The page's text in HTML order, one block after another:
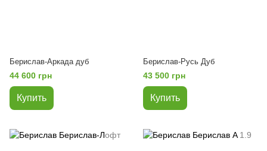
Берислав-Аркада дуб
44 600 грн
Купить
Берислав-Русь Дуб
43 500 грн
Купить